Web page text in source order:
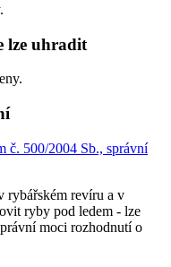
lze uhradit
č. 500/2004 Sb., správní
rybářském revíru a v
ryby pod ledem - lze
moci rozhodnutí o